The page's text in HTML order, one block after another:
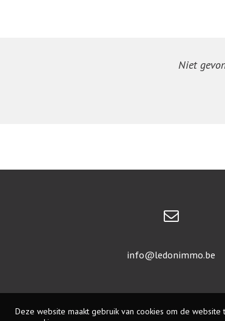
Niet
info@ledonimmo.be
Deze website maakt gebruik van cookies om de